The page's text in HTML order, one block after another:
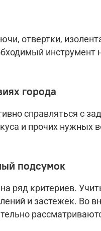
отвертки,
города
справляться с
и прочих нужных
подсумок
ряд критериев.
и застежек. Во